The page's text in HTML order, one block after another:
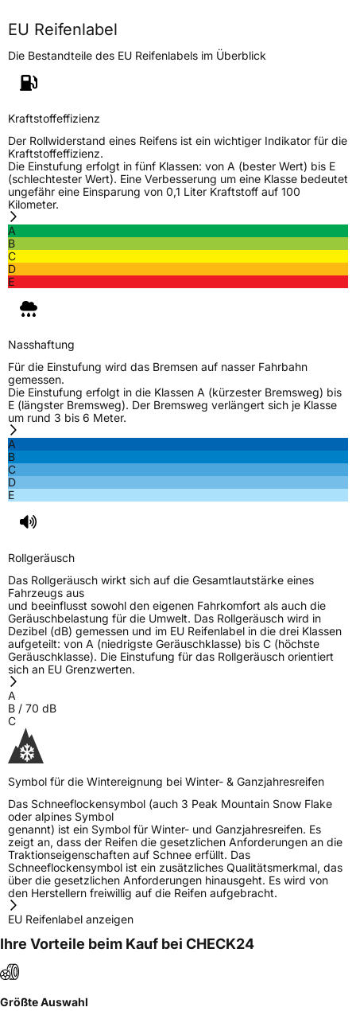
Generelle Merkmale
Verwendung
ModellnameNC 501
FahrzeugartPKW & SUV
Weitere Eigenschaften
Schlauchtyp
Verstärkt
EU Label
EffizienzC
Nasshaftung
3PMSF / Schneeflockensymbol / Alpine-Symbol Ja
EPREL ID2172473
Allgemeine Produktsicherheit (GPSR)
HerstellerkontaktTAI - COM, s.r.o., Wanli Tire Co. Ltd 3 Wanli
Verantwortliche
in der EU
EU Reifenlabel
Die Bestandteile des EU Reifenlabels im Überblick
Kraftstoffeffizienz
Der Rollwiderstand eines Reifens ist ein wichtiger Indikator für die
Kraftstoffeffizienz.
Die Einstufung erfolgt in fünf Klassen: von A (bester Wert) bis E
(schlechtester Wert). Eine Verbesserung um eine Klasse bedeutet
ungefähr eine Einsparung von 0,1 Liter Kraftstoff auf 100
Kilometer.
A
B
C
D
E
Nasshaftung
Für die Einstufung wird das Bremsen auf nasser Fahrbahn
gemessen.
Die Einstufung erfolgt in die Klassen A (kürzester Bremsweg) bis
E (längster Bremsweg). Der Bremsweg verlängert sich je Klasse
um rund 3 bis 6 Meter.
A
B
C
D
E
Rollgeräusch
Das Rollgeräusch wirkt sich auf die Gesamtlautstärke eines
Fahrzeugs aus
und beeinflusst sowohl den eigenen Fahrkomfort als auch die
Geräuschbelastung für die Umwelt. Das Rollgeräusch wird in
Dezibel (dB) gemessen und im EU Reifenlabel in die drei Klassen
aufgeteilt: von A (niedrigste Geräuschklasse) bis C (höchste
Geräuschklasse). Die Einstufung für das Rollgeräusch orientiert
sich an EU Grenzwerten.
A
B / 70 dB
C
Symbol für die Wintereignung bei Winter- & Ganzjahresreifen
Das Schneeflockensymbol (auch 3 Peak Mountain Snow Flake
oder alpines Symbol
genannt) ist ein Symbol für Winter- und Ganzjahresreifen. Es
zeigt an, dass der Reifen die gesetzlichen Anforderungen an die
Traktionseigenschaften auf Schnee erfüllt. Das
Schneeflockensymbol ist ein zusätzliches Qualitätsmerkmal, das
über die gesetzlichen Anforderungen hinausgeht. Es wird von
den Herstellern freiwillig auf die Reifen aufgebracht.
EU Reifenlabel anzeigen
Ihre Vorteile beim Kauf bei CHECK24
Größte Auswahl